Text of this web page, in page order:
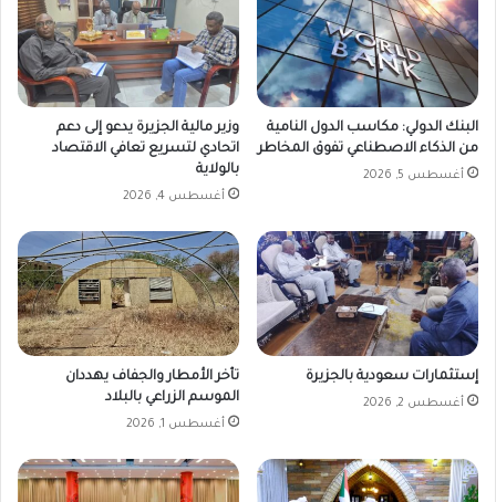
البنك الدولي: مكاسب الدول النامية
من الذكاء الاصطناعي تفوق المخاطر
أغسطس 5, 2026
وزير مالية الجزيرة يدعو إلى دعم
اتحادي لتسريع تعافي الاقتصاد
بالولاية
أغسطس 4, 2026
إستثمارات سعودية بالجزيرة
أغسطس 2, 2026
تأخر الأمطار والجفاف يهددان
الموسم الزراعي بالبلاد
أغسطس 1, 2026